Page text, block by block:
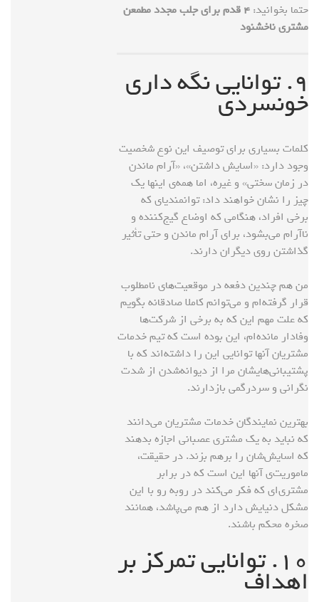
حتما بخوانید:
۴ قدم برای جلب مجدد مطمعن
مشتری ناخشنود
۹. توانایی نگه داری
خونسردی
کلمات بسیاری برای توصیف این نوع شخصیت
وجود دارد: «اسایش داشتن»، «آرام ماندن
در زمان سختی» و غیره، اما همه‌ی اینها یک
چیز را نشان خواهند داد: توانمندیای که
برخی افراد، هنگامی که اوضاع گیج‌کننده و
ناآرام می‌بشود، برای آرام ماندن و حتی تأثیر
گذاشتن روی دیگران دارند.
من هم چندین دفعه در موقعیت‌های نامطلوب
قرار گرفته‌ام و می‌توانم کاملا صادقانه بگویم
که علت مهم این که به برخی از شرکت‌ها
وفادار مانده‌ام، این بوده است که تیم خدمات
مشتریان آنها توانایی این را داشته‌اند که با
پشتیبانی‌هایشان مرا از دیوانه‌شدن از شدت
نگرانی و سردرگمی بازدارند.
بهترین نمایندگان خدمات مشتریان می‌دانند
که نباید به یک مشتری عصبانی اجازه بدهند
که اسایش‌شان را برهم بزند. در حقیقت،
ماموریت‌ی آنها این است که در برابر
مشتری‌ای که فکر می‌کند در روبه رو با این
مشکل دنیایش دارد از هم می‌پاشد، همانند
صخره محکم باشند.
۱۰. توانایی تمرکز بر
اهداف